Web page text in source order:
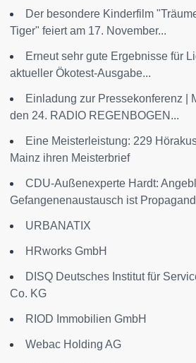
Der besondere Kinderfilm
Tiger" feiert am 17. November...
Erneut sehr gute Ergebnisse für
aktueller Ökotest-Ausgabe...
Einladung zur Pressekonferenz |
den 24. RADIO REGENBOGEN...
Eine Meisterleistung: 229
Mainz ihren Meisterbrief
CDU-Außenexperte Hardt:
Gefangenenaustausch ist
URBANATIX
HRworks GmbH
DISQ Deutsches Institut für
Co. KG
RIOD Immobilien GmbH
Webac Holding AG